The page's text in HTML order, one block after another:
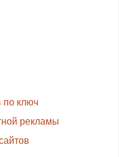
по ключ
рекламы